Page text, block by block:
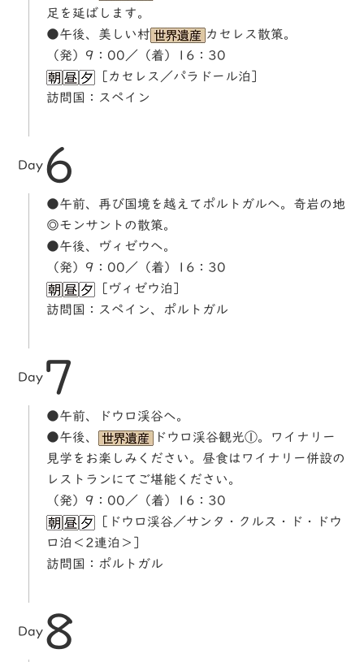
足を延ばします。
●午後、美しい村
カセレス散策。
（発）9：00／（着）16：30
［カセレス／パラドール泊］
訪問国：スペイン
Day 6
●午前、再び国境を越えてポルトガルへ。奇岩の地
◎モンサントの散策。
●午後、ヴィゼウへ。
（発）9：00／（着）16：30
［ヴィゼウ泊］
訪問国：スペイン、ポルトガル
Day 7
●午前、ドウロ渓谷へ。
●午後、
ドウロ渓谷観光①。ワイナリー
見学をお楽しみください。昼食はワイナリー併設の
レストランにてご堪能ください。
（発）9：00／（着）16：30
［ドウロ渓谷／サンタ・クルス・ド・ドウ
ロ泊＜2連泊＞］
訪問国：ポルトガル
Day 8